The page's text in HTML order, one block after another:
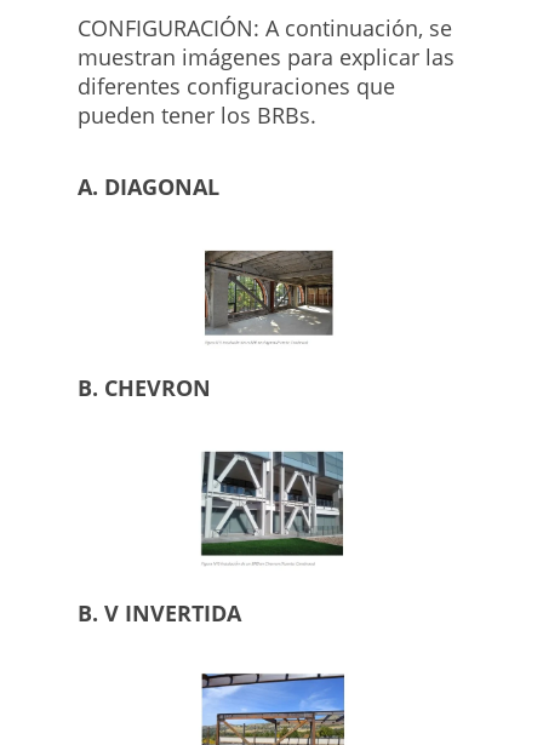
CONFIGURACIÓN: A continuación, se
muestran imágenes para explicar las
diferentes configuraciones que
pueden tener los BRBs.
A. DIAGONAL
B. CHEVRON
B. V INVERTIDA